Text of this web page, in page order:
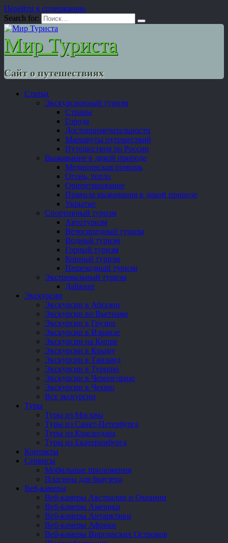
Перейти к содержанию
Search for:
Мир Туриста
Сайт о путешествиях
Статьи
Экскурсионный туризм
Страны
Города
Достопримечательности
Маршруты путешествий
Путешествия по России
Выживание в дикой природе
Медицинская помощь
Огонь, тепло
Ориентирование
Правила выживания в дикой природе
Укрытие
Спортивный туризм
Автотуризм
Велосипедный туризм
Водный туризм
Горный туризм
Конный туризм
Пешеходный туризм
Экстремальный туризм
Дайвинг
Экскурсии
Экскурсии в Абхазии
Экскурсии во Вьетнаме
Экскурсии в Грузии
Экскурсии в Израиле
Экскурсии на Кипре
Экскурсии в Крыму
Экскурсии в Таиланд
Экскурсии в Турцию
Экскурсии в Черногорию
Экскурсии в Чехию
Все экскурсии
Туры
Туры из Москвы
Туры из Санкт-Петербурга
Туры из Краснодара
Туры из Екатеринбурга
Контакты
Сервисы
Мобильные приложения
Плагины для браузера
Веб-камеры
Веб-камеры Австралии и Океании
Веб-камеры Америки
Веб-камеры Антарктики
Веб-камеры Африки
Веб-камеры Виргинских Островов